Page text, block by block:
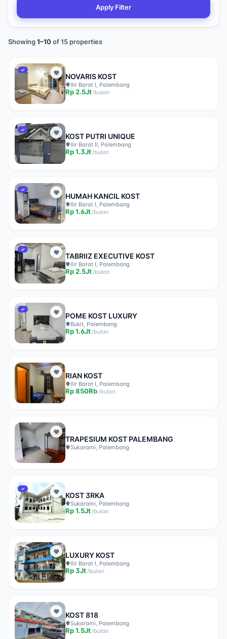
Apply Filter
Showing1–10 of15properties
✓
NOVARIS KOST
Ilir Barat I, Palembang
Rp2.5Jt/bulan
✓
KOST PUTRI UNIQUE
Ilir Barat II, Palembang
Rp1.3Jt/bulan
✓
HUMAH KANCIL KOST
Ilir Barat I, Palembang
Rp1.6Jt/bulan
✓
TABRIIZ EXECUTIVE KOST
Ilir Barat I, Palembang
Rp2.5Jt/bulan
✓
POME KOST LUXURY
Bukit, Palembang
Rp1.6Jt/bulan
RIAN KOST
Ilir Barat I, Palembang
Rp850Rb/bulan
TRAPESIUM KOST PALEMBANG
Sukarami, Palembang
✓
KOST 3RKA
Sukarami, Palembang
Rp1.5Jt/bulan
LUXURY KOST
Ilir Barat I, Palembang
Rp3Jt/bulan
KOST 818
Sukarami, Palembang
Rp1.5Jt/bulan